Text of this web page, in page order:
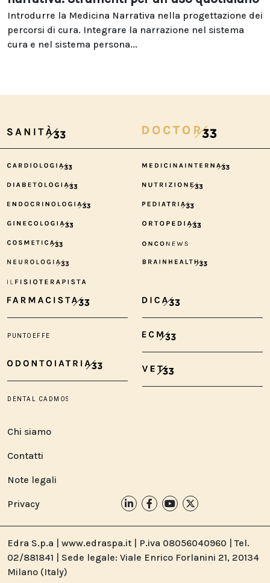
Introdurre la Medicina Narrativa nella progettazione dei
percorsi di cura. Integrare la narrazione nel sistema
cura e nel sistema persona...
Chi siamo
Contatti
Note legali
Privacy
Edra S.p.a | www.edraspa.it | P.iva 08056040960 | Tel.
02/881841 | Sede legale: Viale Enrico Forlanini 21, 20134
Milano (Italy)